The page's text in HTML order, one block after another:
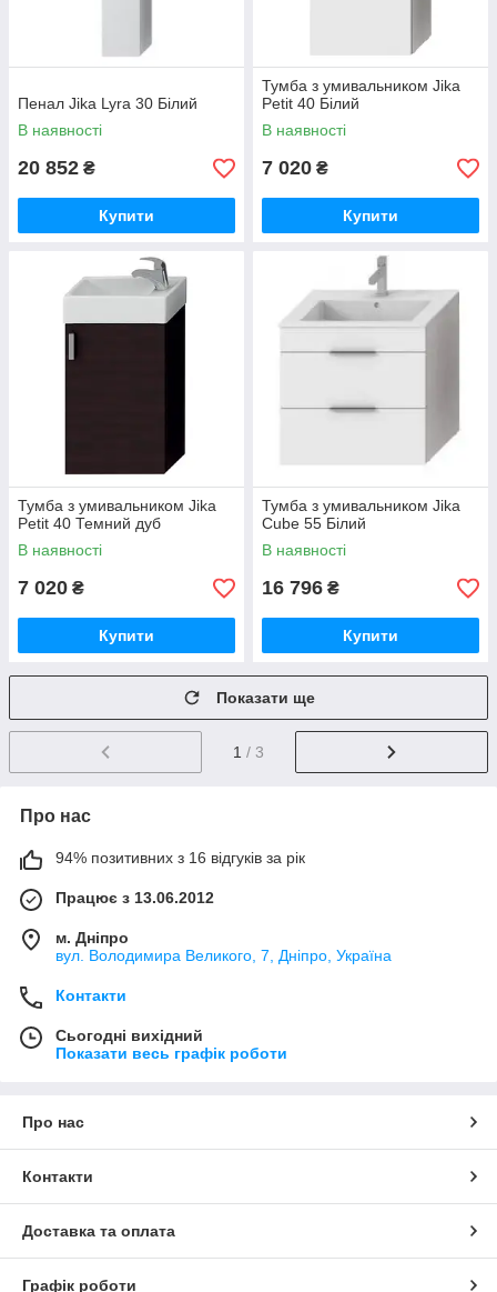
Пенал Jika Lyra 30 Білий
В наявності
20 852 ₴
Купити
Тумба з умивальником Jika
Petit 40 Білий
В наявності
7 020 ₴
Купити
Тумба з умивальником Jika
Petit 40 Темний дуб
В наявності
7 020 ₴
Купити
Тумба з умивальником Jika
Cube 55 Білий
В наявності
16 796 ₴
Купити
Показати ще
1 / 3
Про нас
94% позитивних з 16 відгуків за рік
Працює з 13.06.2012
м. Дніпро
вул. Володимира Великого, 7, Дніпро, Україна
Контакти
Сьогодні вихідний
Показати весь графік роботи
Про нас
Контакти
Доставка та оплата
Графік роботи